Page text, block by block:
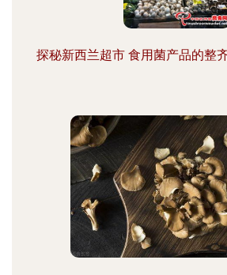
探秘新西兰超市 食用菌产品的整